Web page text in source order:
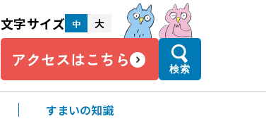
文字サイズ 中 大
アクセスはこちら 検索
すまいの知識